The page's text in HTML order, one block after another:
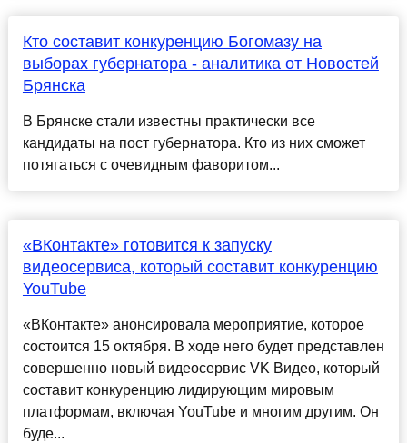
Кто составит конкуренцию Богомазу на
выборах губернатора - аналитика от Новостей
Брянска
В Брянске стали известны практически все
кандидаты на пост губернатора. Кто из них сможет
потягаться с очевидным фаворитом...
«ВКонтакте» готовится к запуску
видеосервиса, который составит конкуренцию
YouTube
«ВКонтакте» анонсировала мероприятие, которое
состоится 15 октября. В ходе него будет представлен
совершенно новый видеосервис VK Видео, который
составит конкуренцию лидирующим мировым
платформам, включая YouTube и многим другим. Он
буде...